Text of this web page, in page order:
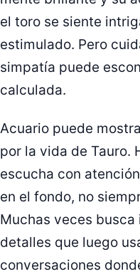
el toro se siente
estimulado. Pero
simpatía puede
calculada.
Acuario puede
por la vida de Tauro.
escucha con
en el fondo, no
Muchas veces
detalles que luego
conversaciones